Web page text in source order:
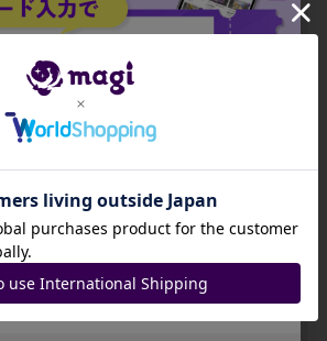
【ARS9】ポートガ
ラレル)(刻印なし)
P-SR OP02-013
-
出品数 0 出品数 0
招待コード
JA9XS8
コピーする